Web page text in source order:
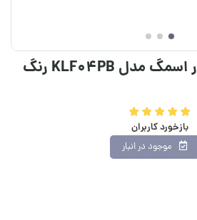
کتری برقی درجه دار اسمگ مدل KLF04PB رنگ
بازخورد کاربران
موجود در انبار